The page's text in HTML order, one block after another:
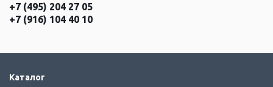
+7 (495) 204 27 05
+7 (916) 104 40 10
Каталог